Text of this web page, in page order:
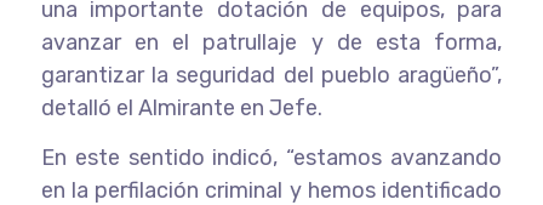
una importante dotación de equipos, para
avanzar en el patrullaje y de esta forma,
garantizar la seguridad del pueblo aragüeño”,
detalló el Almirante en Jefe.
En este sentido indicó, “estamos avanzando
en la perfilación criminal y hemos identificado